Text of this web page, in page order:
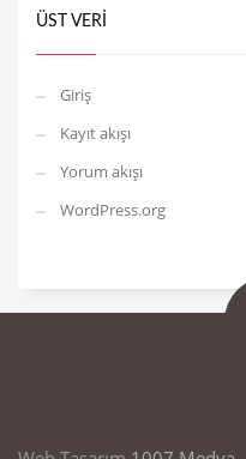
ÜST VERI
Giriş
Kayıt akışı
Yorum akışı
WordPress.org